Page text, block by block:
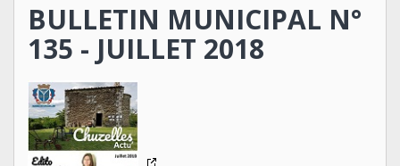
BULLETIN MUNICIPAL N°
135 - JUILLET 2018